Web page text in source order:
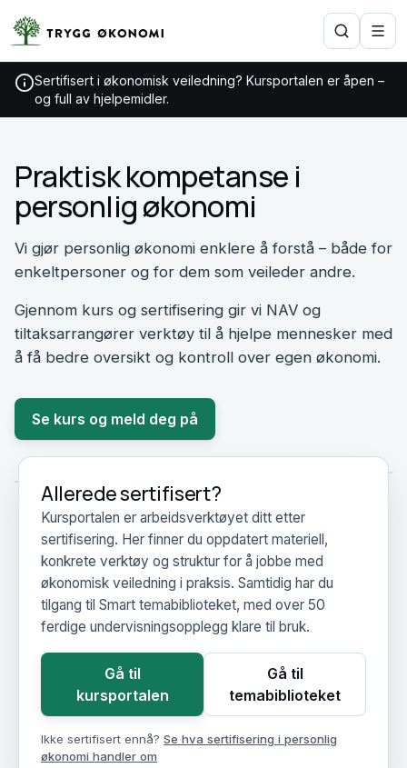
Sertifisert i økonomisk veiledning? Kursportalen er åpen –
og full av hjelpemidler.
Praktisk kompetanse i
personlig økonomi
Vi gjør personlig økonomi enklere å forstå – både for
enkeltpersoner og for dem som veileder andre.
Gjennom kurs og sertifisering gir vi NAV og
tiltaksarrangører verktøy til å hjelpe mennesker med
å få bedre oversikt og kontroll over egen økonomi.
Se kurs og meld deg på
Allerede sertifisert?
Kursportalen er arbeidsverktøyet ditt etter
sertifisering. Her finner du oppdatert materiell,
konkrete verktøy og struktur for å jobbe med
økonomisk veiledning i praksis. Samtidig har du
tilgang til Smart temabiblioteket, med over 50
ferdige undervisningsopplegg klare til bruk.
Gå til
kursportalen
Gå til
temabiblioteket
Ikke sertifisert ennå? Se hva sertifisering i personlig
økonomi handler om